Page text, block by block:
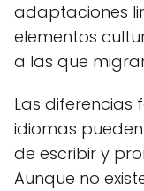
adaptaciones
elementos
a las que
Las diferencias
idiomas
de escribir y
Aunque no